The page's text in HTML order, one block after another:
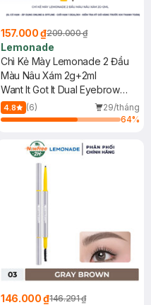
157.000 ₫209.000 ₫
Lemonade
Chì Kẻ Mày Lemonade 2 Đầu
Màu Nâu Xám 2g+2ml
Want It Got It Dual Eyebrow
#Gray Brown
4.8 (6)
29/tháng
64%
146.000 ₫146.291 ₫